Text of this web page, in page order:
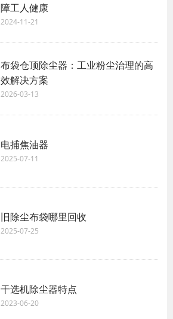
障工人健康
2024-11-21
布袋仓顶除尘器：工业粉尘治理的高
效解决方案
2026-03-13
电捕焦油器
2025-07-11
旧除尘布袋哪里回收
2025-07-25
干选机除尘器特点
2023-06-20